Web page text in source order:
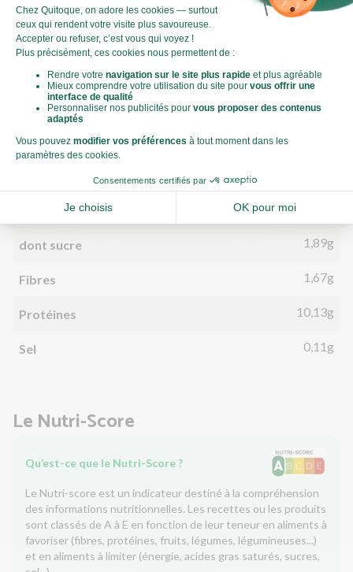
Par personne
Énergie (kJ) 808kJ
Énergie (kCal) 193kCal
Matières grasses
dont acides gras saturés
Glucides
dont sucre 1,89g
Fibres 1,67g
Protéines 10,13g
Sel 0,11g
Le Nutri-Score
Qu’est-ce que le Nutri-Score ?
Le Nutri-score est un indicateur destiné à la compréhension
des informations nutritionnelles. Les recettes ou les produits
sont classés de A à E en fonction de leur teneur en aliments à
favoriser (fibres, protéines, fruits, légumes, légumineuses...)
et en aliments à limiter (énergie, acides gras saturés, sucres,